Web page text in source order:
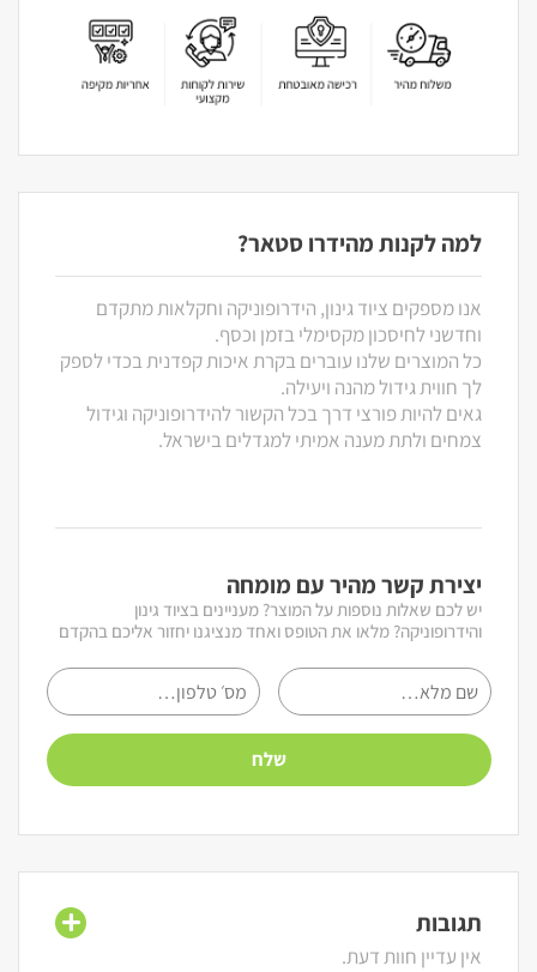
למה לקנות מהידרו סטאר?
אנו מספקים ציוד גינון, הידרופוניקה וחקלאות מתקדם
וחדשני לחיסכון מקסימלי בזמן וכסף.
כל המוצרים שלנו עוברים בקרת איכות קפדנית בכדי לספק
לך חווית גידול מהנה ויעילה.
גאים להיות פורצי דרך בכל הקשור להידרופוניקה וגידול
צמחים ולתת מענה אמיתי למגדלים בישראל.
יצירת קשר מהיר עם מומחה
יש לכם שאלות נוספות על המוצר? מעניינים בציוד גינון
והידרופוניקה? מלאו את הטופס ואחד מנציגנו יחזור אליכם בהקדם
תגובות
אין עדיין חוות דעת.